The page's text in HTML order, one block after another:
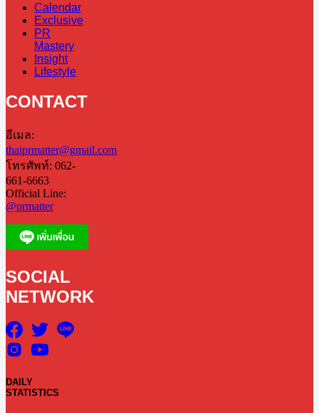
Calendar
Exclusive
PR
Mastery
Insight
Lifestyle
CONTACT
อีเมล:
thaiprmatter@gmail.com
โทรศัพท์: 062-
661-6663
Official Line:
@prmatter
SOCIAL
NETWORK
DAILY
STATISTICS